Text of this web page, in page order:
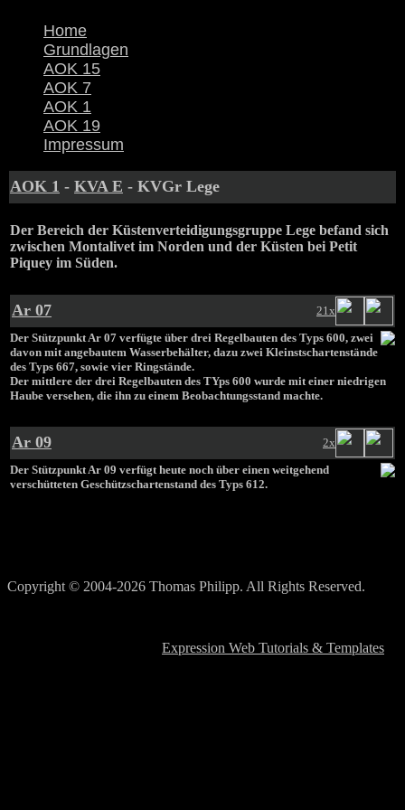
Home
Grundlagen
AOK 15
AOK 7
AOK 1
AOK 19
Impressum
AOK 1 - KVA E - KVGr Lege
Der Bereich der Küstenverteidigungsgruppe Lege befand sich
zwischen Montalivet im Norden und der Küsten bei Petit
Piquey im Süden.
Ar 07
21x
Der Stützpunkt Ar 07 verfügte über drei Regelbauten des Typs 600, zwei
davon mit angebautem Wasserbehälter, dazu zwei Kleinstschartenstände
des Typs 667, sowie vier Ringstände.
Der mittlere der drei Regelbauten des TYps 600 wurde mit einer niedrigen
Haube versehen, die ihn zu einem Beobachtungsstand machte.
Ar 09
2x
Der Stützpunkt Ar 09 verfügt heute noch über einen weitgehend
verschütteten Geschützschartenstand des Typs 612.
Copyright © 2004-2026 Thomas Philipp. All Rights Reserved.
Expression Web Tutorials & Templates